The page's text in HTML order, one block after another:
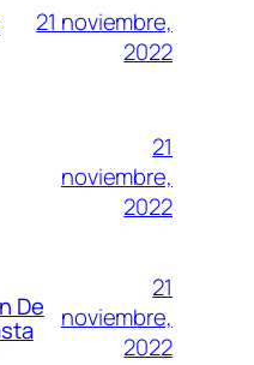
21 noviembre,
2022
21
noviembre,
2022
De
21
noviembre,
2022